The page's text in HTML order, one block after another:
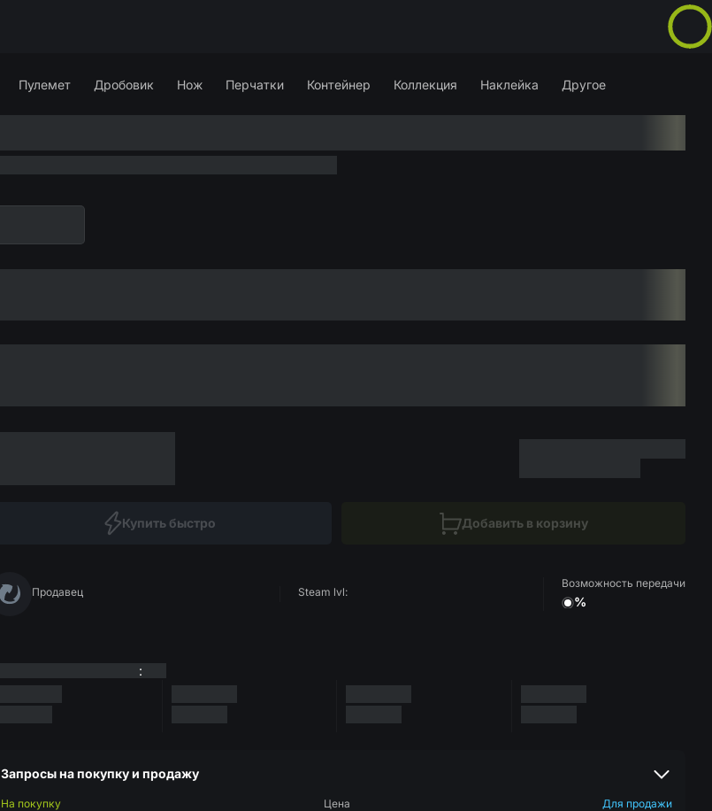
Пулемет Дробовик Нож Перчатки Контейнер Коллекция Наклейка Другое
Купить быстро Добавить в корзину
Продавец Steam lvl:
Возможность передачи
%
:
Запросы на покупку и продажу
На покупку Цена Для продажи